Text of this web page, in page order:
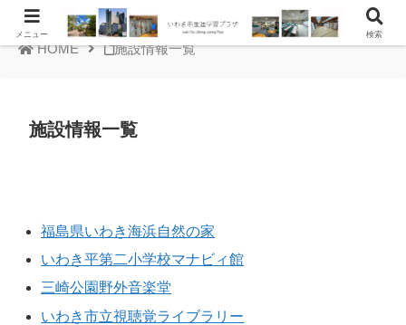
HOME 施設情報一覧
施設情報一覧
福島県いわき海浜自然の家
いわき平第二小学校マナビィ館
三崎公園野外音楽堂
いわき市立視聴覚ライブラリー
メニュー 検索